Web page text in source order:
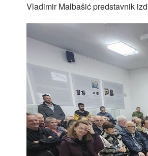
Vladimir Malbašić predstavnik